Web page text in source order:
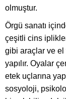
olmuştur.
Örgü sanatı
çeşitli cins
gibi araçlar ve el
yapılır. Oyalar
etek uçlarına
sosyoloji,